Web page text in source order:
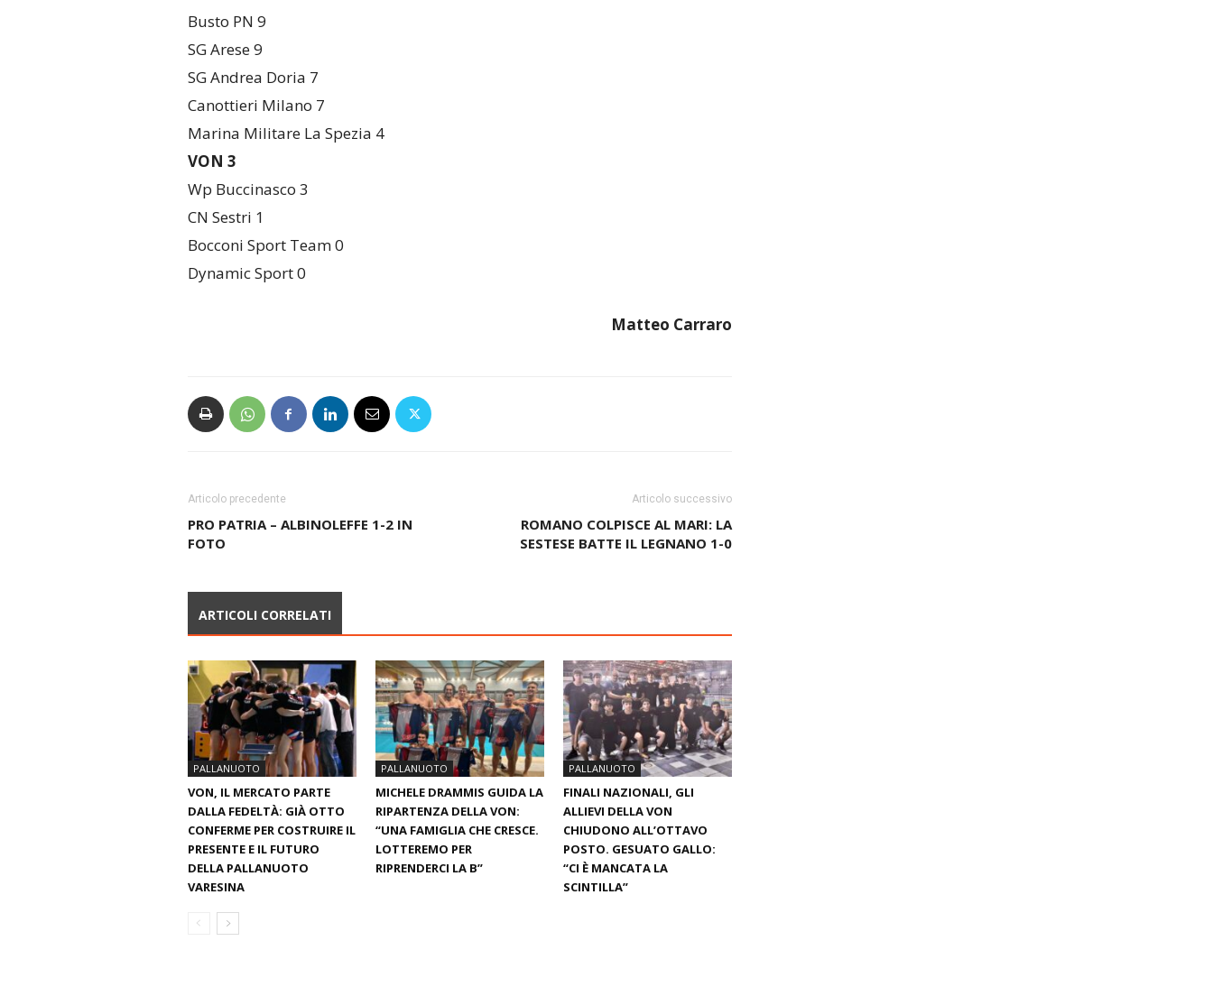
Busto PN 9
SG Arese 9
SG Andrea Doria 7
Canottieri Milano 7
Marina Militare La Spezia 4
VON 3
Wp Buccinasco 3
CN Sestri 1
Bocconi Sport Team 0
Dynamic Sport 0
Matteo Carraro
Articolo precedente
PRO PATRIA – ALBINOLEFFE 1-2 IN
FOTO
Articolo successivo
ROMANO COLPISCE AL MARI: LA
SESTESE BATTE IL LEGNANO 1-0
ARTICOLI CORRELATI
PALLANUOTO
VON, IL MERCATO PARTE
DALLA FEDELTÀ: GIÀ OTTO
CONFERME PER COSTRUIRE IL
PRESENTE E IL FUTURO
DELLA PALLANUOTO
VARESINA
PALLANUOTO
MICHELE DRAMMIS GUIDA LA
RIPARTENZA DELLA VON:
“UNA FAMIGLIA CHE CRESCE.
LOTTEREMO PER
RIPRENDERCI LA B”
PALLANUOTO
FINALI NAZIONALI, GLI
ALLIEVI DELLA VON
CHIUDONO ALL’OTTAVO
POSTO. GESUATO GALLO:
“CI È MANCATA LA
SCINTILLA”